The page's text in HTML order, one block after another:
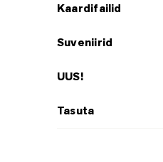
Kaardifailid
Suveniirid
UUS!
Tasuta